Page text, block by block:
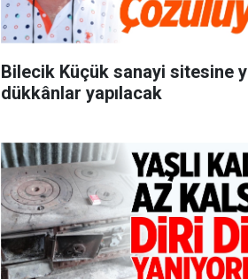
Bilecik Küçük sanayi sitesine
dükkânlar yapılacak